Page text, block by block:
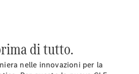
di tutto.
nelle innovazioni per la